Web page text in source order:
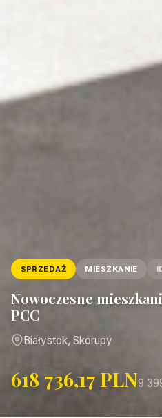
SPRZEDAŻ MIESZKANIE
Nowoczesne
PCC
Białystok, Skorupy
618 736,17 PLN9